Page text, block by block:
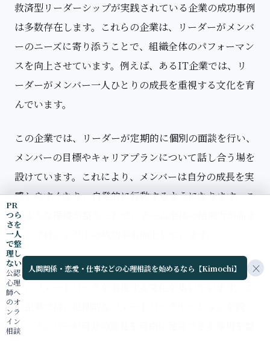
救済型リーダーシップが実践されている企業の成功事例
は多数存在します。これらの企業は、リーダーがメンバ
ーのニーズに寄り添うことで、組織全体のパフォーマン
スを向上させています。例えば、あるIT企業では、リ
ーダーがメンバー一人ひとりの成長を重視する文化を育
んでいます。
この企業では、リーダーが定期的に個別の面談を行い、
メンバーの目標やキャリアプランについて話し合う場を
設けています。これにより、メンバーは自分の成長を実
感しやすくなり、自発的に行動するようになります。こ
のような環境が整うことで、チーム全体の結束力が高ま
り、プロジェクトの成功率も向上しています。
また、別の企業では、リーダーがメンバーの意見を尊重
し、フィードバックを重視する文化を築いています。こ
の企業では、定期的なフィードバックセッションを設
け、メンバーが自分の意見を自由に発言できる環境を整
PR
つら
さを
一人
で整
理し
ない
公認
心理
師へ
のオ
ンラ
イン
相談
人間関係・恋愛・仕事などの心理相談を始めるなら【Kimochi】 ×